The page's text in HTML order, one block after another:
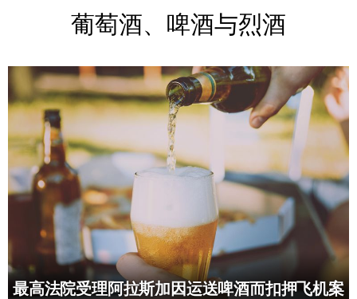
葡萄酒、啤酒与烈酒
最高法院受理阿拉斯加因运送啤酒而扣押飞机案